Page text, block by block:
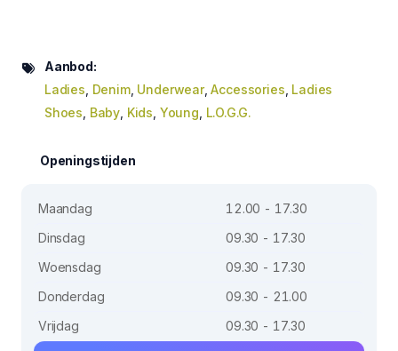
Aanbod:
Ladies Denim, Underwear,Accessories Ladies
Shoes Baby Kids Young L.O.G.G.
Openingstijden
Maandag
12.00 - 17.30
Dinsdag
09.30 - 17.30
Woensdag
09.30 - 17.30
Donderdag
09.30 - 21.00
Vrijdag
09.30 - 17.30